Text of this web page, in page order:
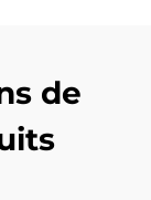
de